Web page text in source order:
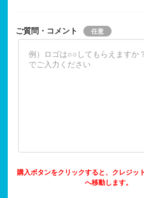
ご質問・コメント
購入ボタンをクリックすると、クレジッ
へ移動します。